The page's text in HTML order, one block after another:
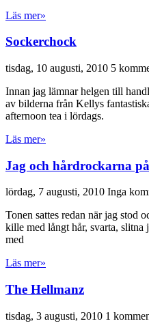
Läs mer»
Sockerchock
tisdag, 10 augusti, 2010 5
Innan jag lämnar helgen till
av bilderna från Kellys
afternoon tea i lördags.
Läs mer»
Jag och hårdrockarna
lördag, 7 augusti, 2010 Inga
Tonen sattes redan när jag stod
kille med långt hår, svarta, slitna
med
Läs mer»
The Hellmanz
tisdag, 3 augusti, 2010 1